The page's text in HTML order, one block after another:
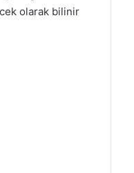
olarak bilinir